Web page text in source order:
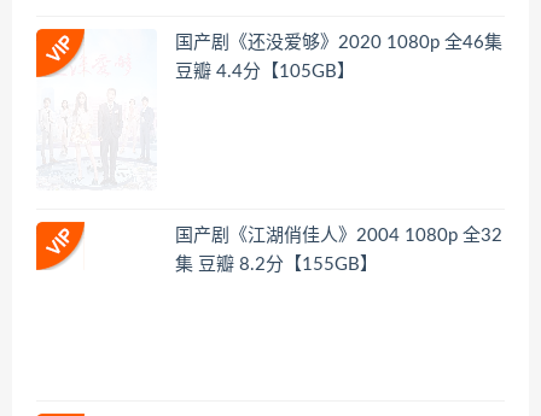
国产剧《还没爱够》2020 1080p 全46集
豆瓣 4.4分【105GB】
国产剧《江湖俏佳人》2004 1080p 全32
集 豆瓣 8.2分【155GB】